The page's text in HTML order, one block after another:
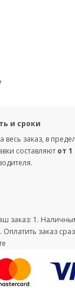
и сроки
весь заказ, в
составляют от
заказ: 1.
Оплатить заказ